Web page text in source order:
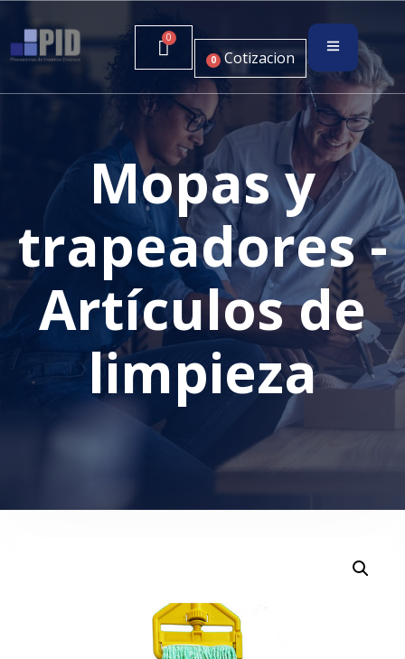
0 Cotizacion
Mopas y
trapeadores -
Artículos de
limpieza